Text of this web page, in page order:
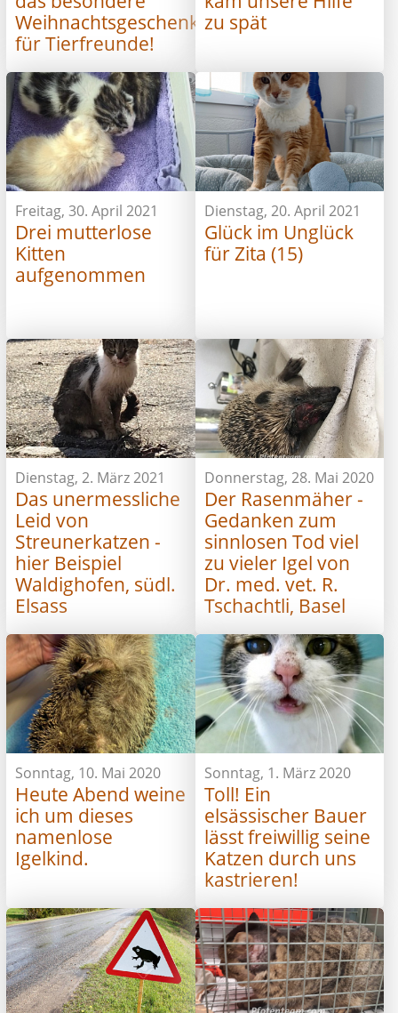
Weihnachtsgeschenk
für Tierfreunde!
zu spät
Freitag, 30. April 2021
Drei mutterlose
Kitten
aufgenommen
Dienstag, 20. April 2021
Glück im Unglück
für Zita (15)
Dienstag, 2. März 2021
Das unermessliche
Leid von
Streunerkatzen -
hier Beispiel
Waldighofen, südl.
Elsass
Donnerstag, 28. Mai 2020
Der Rasenmäher -
Gedanken zum
sinnlosen Tod viel
zu vieler Igel von
Dr. med. vet. R.
Tschachtli, Basel
Sonntag, 10. Mai 2020
Heute Abend weine
ich um dieses
namenlose
Igelkind.
Sonntag, 1. März 2020
Toll! Ein
elsässischer Bauer
lässt freiwillig seine
Katzen durch uns
kastrieren!